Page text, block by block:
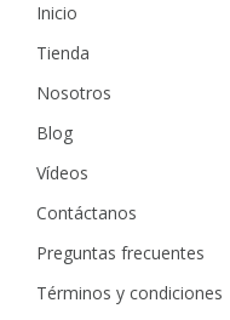
Inicio
Tienda
Nosotros
Blog
Vídeos
Contáctanos
Preguntas frecuentes
Términos y condiciones